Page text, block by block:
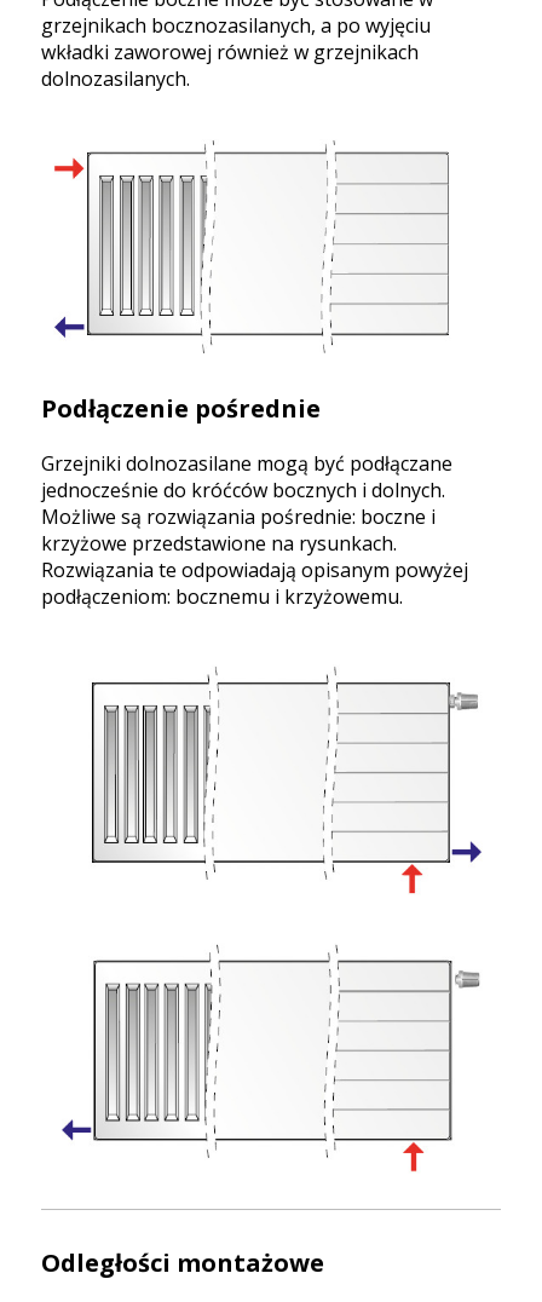
grzejnikach bocznozasilanych, a po wyjęciu
wkładki zaworowej również w grzejnikach
dolnozasilanych.
Podłączenie pośrednie
Grzejniki dolnozasilane mogą być podłączane
jednocześnie do króćców bocznych i dolnych.
Możliwe są rozwiązania pośrednie: boczne i
krzyżowe przedstawione na rysunkach.
Rozwiązania te odpowiadają opisanym powyżej
podłączeniom: bocznemu i krzyżowemu.
Odległości montażowe